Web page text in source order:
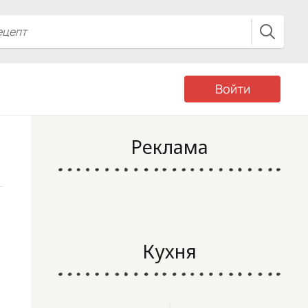
Войти
Реклама
Кухня